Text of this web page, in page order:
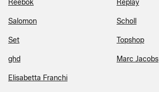
Reebok Replay
Salomon Scholl
Set Topshop
ghd Marc Jacobs
Elisabetta Franchi